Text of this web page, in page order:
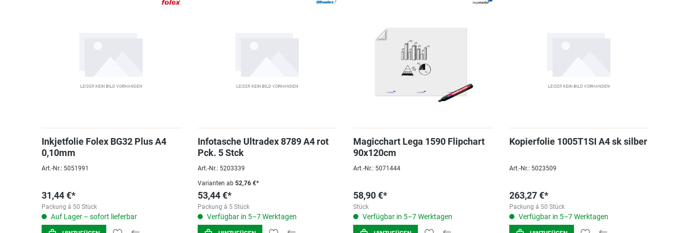
Inkjetfolie Folex BG32 Plus A4
0,10mm
Art.-Nr.: 5051991
31,44 €*
Packung á 50 Stück
Auf Lager – sofort lieferbar
Infotasche Ultradex 8789 A4 rot
Pck. 5 Stck
Art.-Nr.: 5203339
Varianten ab52,76 €*
53,44 €*
Packung á 5 Stück
Verfügbar in 5–7 Werktagen
Magicchart Lega 1590 Flipchart
90x120cm
Art.-Nr.: 5071444
58,90 €*
Stück
Verfügbar in 5–7 Werktagen
Kopierfolie 1005T1SI A4 sk silber
Art.-Nr.: 5023509
263,27 €*
Packung á 50 Stück
Verfügbar in 5–7 Werktagen